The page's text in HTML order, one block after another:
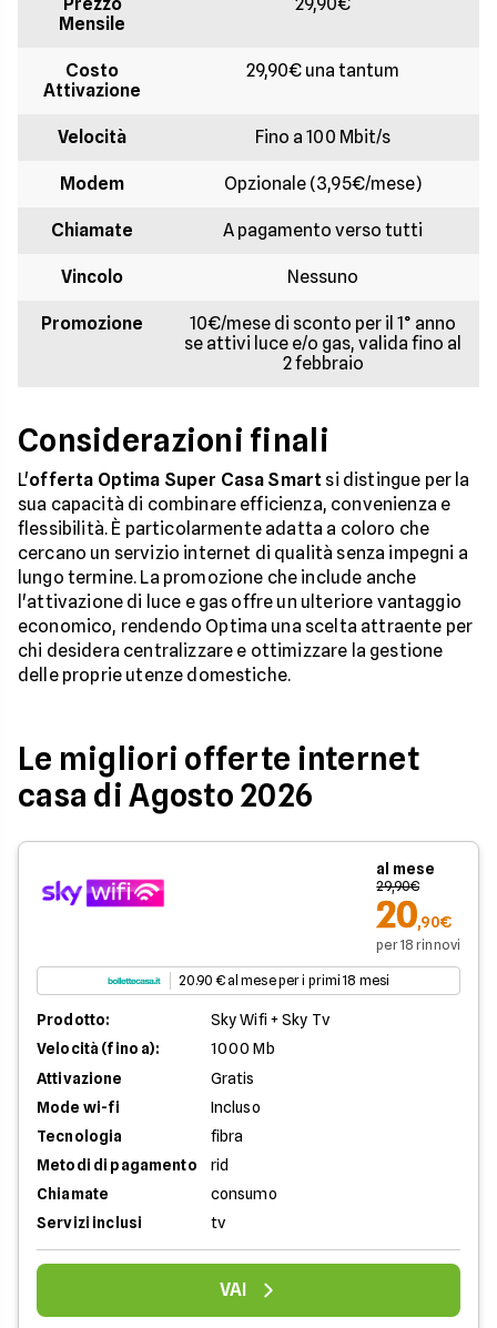
Mensile
Costo
Attivazione
29,90€ una tantum
Velocità Fino a 100 Mbit/s
Modem Opzionale (3,95€/mese)
Chiamate A pagamento verso tutti
Vincolo Nessuno
Promozione
10€/mese di sconto per il 1° anno
se attivi luce e/o gas, valida fino al
2 febbraio
Considerazioni finali
L'offerta Optima Super Casa Smart si distingue per la
sua capacità di combinare efficienza, convenienza e
flessibilità. È particolarmente adatta a coloro che
cercano un servizio internet di qualità senza impegni a
lungo termine. La promozione che include anche
l'attivazione di luce e gas offre un ulteriore vantaggio
economico, rendendo Optima una scelta attraente per
chi desidera centralizzare e ottimizzare la gestione
delle proprie utenze domestiche.
Le migliori offerte internet
casa di Agosto 2026
al mese
29,90€
20,90€
per 18 rinnovi
20.90 € al mese per i primi 18 mesi
Prodotto:
Sky Wifi + Sky Tv
Velocità (fino a):
1000 Mb
Attivazione
Gratis
Mode wi-fi
Incluso
Tecnologia
fibra
Metodi di pagamento
rid
Chiamate
consumo
Servizi inclusi
tv
VAI